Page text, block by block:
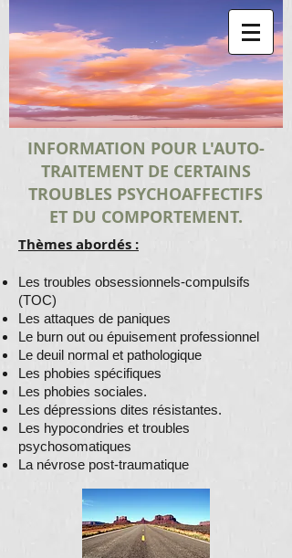
INFORMATION POUR L'AUTO-
TRAITEMENT DE CERTAINS
TROUBLES PSYCHOAFFECTIFS
ET DU COMPORTEMENT.
Thèmes abordés :
Les troubles obsessionnels-compulsifs
(TOC)
Les attaques de paniques
Le burn out ou épuisement professionnel
Le deuil normal et pathologique
Les phobies spécifiques
Les phobies sociales.
Les dépressions dites résistantes.
Les hypocondries et troubles
psychosomatiques
La névrose post-traumatique